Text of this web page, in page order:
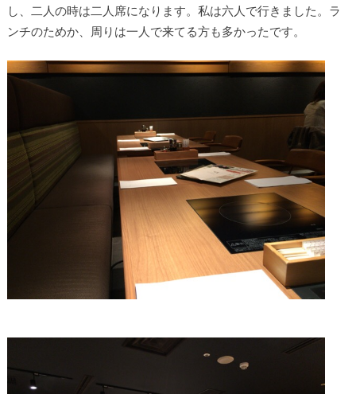
し、二人の時は二人席になります。私は六人で行きました。ラ
ンチのためか、周りは一人で来てる方も多かったです。